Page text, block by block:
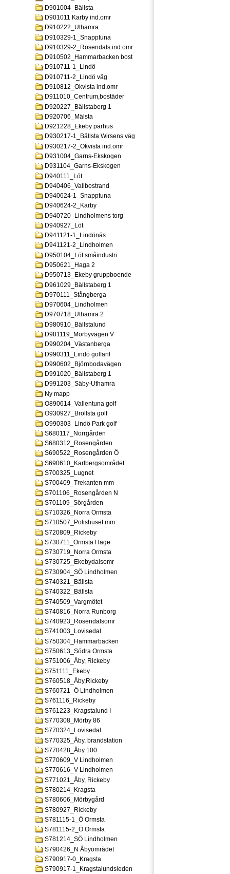
D901004_Bällsta
D901011 Karby ind.omr
D910222_Uthamra
D910329-1_Snapptuna
D910329-2_Rosendals ind.omr
D910502_Hammarbacken bost
D910711-1_Lindö
D910711-2_Lindö väg
D910812_Okvista ind.omr
D911010_Centrum,bostäder
D920227_Bällstaberg 1
D920706_Mälsta
D921228_Ekeby parhus
D930217-1_Bällsta Wirsens väg
D930217-2_Okvista ind.omr
D931004_Garns-Ekskogen
D931104_Garns-Ekskogen
D940111_Löt
D940406_Vallbostrand
D940624-1_Snapptuna
D940624-2_Karby
D940720_Lindholmens torg
D940927_Löt
D941121-1_Lindönäs
D941121-2_Lindholmen
D950104_Löt småindustri
D950621_Haga 2
D950713_Ekeby gruppboende
D961029_Bällstaberg 1
D970111_Stångberga
D970604_Lindholmen
D970718_Uthamra 2
D980910_Bällstalund
D981119_Mörbyvägen V
D990204_Västanberga
D990311_Lindö golfanl
D990602_Björnbodavägen
D991020_Bällstaberg 1
D991203_Säby-Uthamra
Ny mapp
O890614_Vallentuna golf
O930927_Brollsta golf
O990303_Lindö Park golf
S680117_Norrgården
S680312_Rosengården
S690522_Rosengården Ö
S690610_Karlbergsområdet
S700325_Lugnet
S700409_Trekanten mm
S701106_Rosengården N
S701109_Sörgården
S710326_Norra Ormsta
S710507_Polishuset mm
S720809_Rickeby
S730711_Ormsta Hage
S730719_Norra Ormsta
S730725_Ekebydalsomr
S730904_SÖ Lindholmen
S740321_Bällsta
S740322_Bällsta
S740509_Vargmötet
S740816_Norra Runborg
S740923_Rosendalsomr
S741003_Lovisedal
S750304_Hammarbacken
S750613_Södra Ormsta
S751006_Åby, Rickeby
S751111_Ekeby
S760518_Åby,Rickeby
S760721_Ö Lindholmen
S761116_Rickeby
S761223_Kragstalund I
S770308_Mörby 86
S770324_Lovisedal
S770325_Åby, brandstation
S770428_Åby 100
S770609_V Lindholmen
S770616_V Lindholmen
S771021_Åby, Rickeby
S780214_Kragsta
S780606_Mörbygård
S780927_Rickeby
S781115-1_Ö Ormsta
S781115-2_Ö Ormsta
S781214_SÖ Lindholmen
S790426_N Åbyområdet
S790917-0_Kragsta
S790917-1_Kragstalundsleden